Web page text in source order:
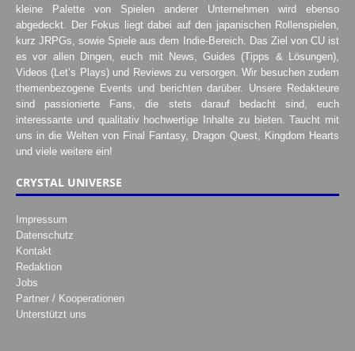
kleine Palette von Spielen anderer Unternehmen wird ebenso
abgedeckt. Der Fokus liegt dabei auf den japanischen Rollenspielen,
kurz JRPGs, sowie Spiele aus dem Indie-Bereich. Das Ziel von CU ist
es vor allen Dingen, euch mit News, Guides (Tipps & Lösungen),
Videos (Let’s Plays) und Reviews zu versorgen. Wir besuchen zudem
themenbezogene Events und berichten darüber. Unsere Redakteure
sind passionierte Fans, die stets darauf bedacht sind, euch
interessante und qualitativ hochwertige Inhalte zu bieten. Taucht mit
uns in die Welten von Final Fantasy, Dragon Quest, Kingdom Hearts
und viele weitere ein!
CRYSTAL UNIVERSE
Impressum
Datenschutz
Kontakt
Redaktion
Jobs
Partner / Kooperationen
Unterstützt uns